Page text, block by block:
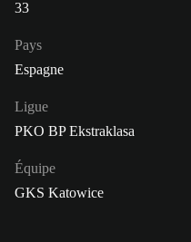
33
Pays
Espagne
Ligue
PKO BP Ekstraklasa
Équipe
GKS Katowice